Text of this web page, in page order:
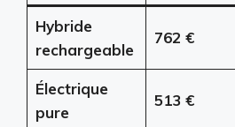
Hybride
rechargeable
762 €
Électrique
pure
513 €